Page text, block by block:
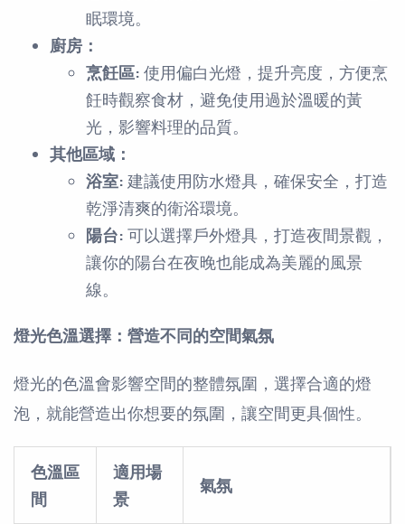
眠環境。
廚房：
烹飪區: 使用偏白光燈，提升亮度，方便烹
飪時觀察食材，避免使用過於溫暖的黃
光，影響料理的品質。
其他區域：
浴室: 建議使用防水燈具，確保安全，打造
乾淨清爽的衛浴環境。
陽台: 可以選擇戶外燈具，打造夜間景觀，
讓你的陽台在夜晚也能成為美麗的風景
線。
燈光色溫選擇：營造不同的空間氣氛
燈光的色溫會影響空間的整體氛圍，選擇合適的燈
泡，就能營造出你想要的氛圍，讓空間更具個性。
色溫區
間
適用場
景
氣氛